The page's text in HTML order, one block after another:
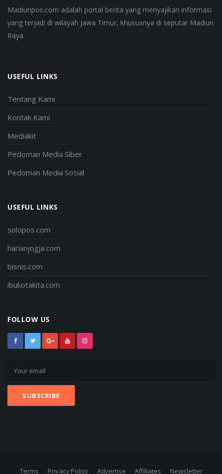
Madiunpos.com adalah portal berita yang menyajikan informasi
yang terjadi di wilayah Jawa Timur, khususnya di seputar Madiun
Raya.
USEFUL LINKS
Tentang Kami
Kontak Kami
Mediakit
Pedoman Media Siber
Pedoman Media Sosial
USEFUL LINKS
solopos.com
harianjogja.com
bisnis.com
ibukotakita.com
FOLLOW US
Terms Privacy Policy Advertise Affiliates Newsletter